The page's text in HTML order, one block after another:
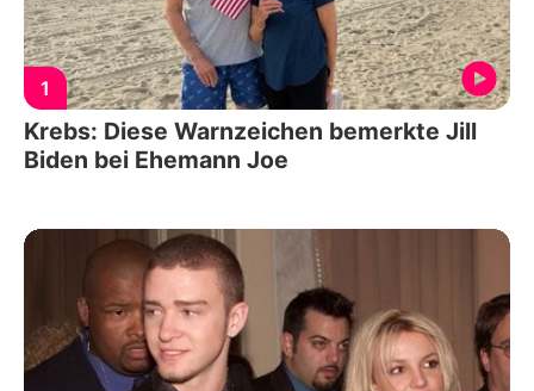
1
Krebs: Diese Warnzeichen bemerkte Jill
Biden bei Ehemann Joe